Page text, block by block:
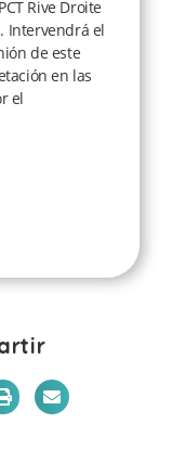
Rive Droite
Intervendrá el
de este
en las
el